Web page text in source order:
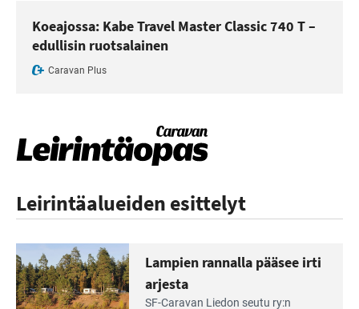
Koeajossa: Kabe Travel Master Classic 740 T –
edullisin ruotsalainen
Caravan Plus
Leirintäalueiden esittelyt
Lue
Lampien rannalla pääsee irti
arjesta
SF-Caravan Liedon seutu ry:n